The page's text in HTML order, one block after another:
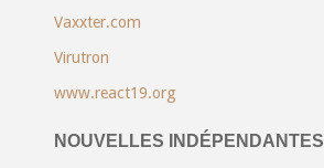
Vaxxter.com
Virutron
www.react19.org
NOUVELLES INDÉPENDANTES